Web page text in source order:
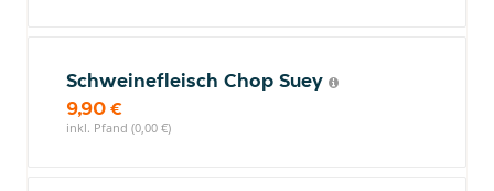
Schweinefleisch Chop Suey
9,90 €
inkl. Pfand (0,00 €)